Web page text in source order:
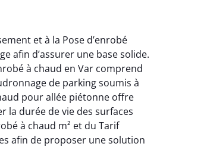
et à la Pose d’enrobé
afin d’assurer une base solide.
à chaud en Var comprend
de parking soumis à
pour allée piétonne offre
la durée de vie des surfaces
à chaud m² et du Tarif
afin de proposer une solution